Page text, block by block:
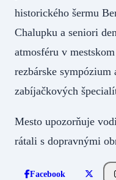
historického šermu
Chalupku a seniori
atmosféru v
rezbárske sympózium
zabíjačkových
Mesto upozorňuje
rátali s dopravnými
Facebook